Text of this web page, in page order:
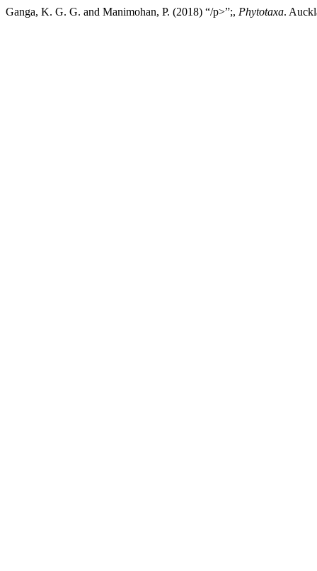
Ganga, K. G. G. and Manimohan, P. (2018) “/p>”;, Phytotaxa.